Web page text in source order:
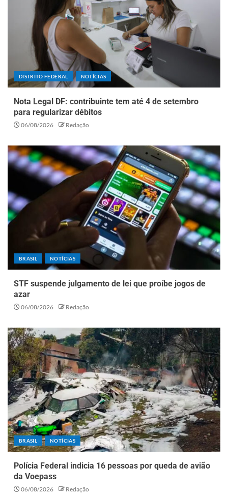
DISTRITO FEDERAL NOTÍCIAS
Nota Legal DF: contribuinte tem até 4 de setembro
para regularizar débitos
06/08/2026 Redação
BRASIL NOTÍCIAS
STF suspende julgamento de lei que proíbe jogos de
azar
06/08/2026 Redação
BRASIL NOTÍCIAS
Polícia Federal indicia 16 pessoas por queda de avião
da Voepass
06/08/2026 Redação